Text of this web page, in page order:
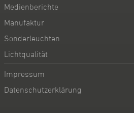
Medienberichte
Manufaktur
Sonderleuchten
Lichtqualität
Impressum
Datenschutzerklärung